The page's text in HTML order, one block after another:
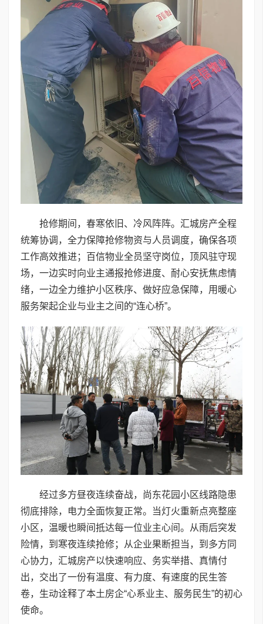
抢修期间，春寒依旧、冷风阵阵。汇城房产全程
统筹协调，全力保障抢修物资与人员调度，确保各项
工作高效推进；百信物业全员坚守岗位，顶风驻守现
场，一边实时向业主通报抢修进度、耐心安抚焦虑情
绪，一边全力维护小区秩序、做好应急保障，用暖心
服务架起企业与业主之间的“连心桥”。
经过多方昼夜连续奋战，尚东花园小区线路隐患
彻底排除，电力全面恢复正常。当灯火重新点亮整座
小区，温暖也瞬间抵达每一位业主心间。从雨后突发
险情，到寒夜连续抢修；从企业果断担当，到多方同
心协力，汇城房产以快速响应、务实举措、真情付
出，交出了一份有温度、有力度、有速度的民生答
卷，生动诠释了本土房企“心系业主、服务民生”的初心
使命。